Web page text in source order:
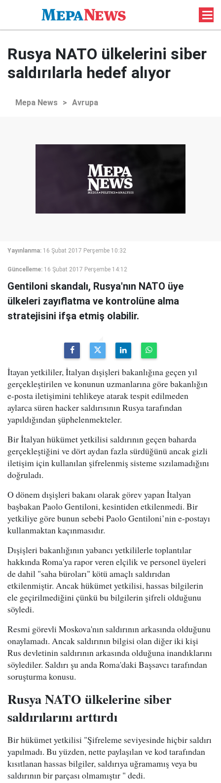
Rusya NATO ülkelerini siber
saldırılarla hedef alıyor
Mepa News > Avrupa
Yayınlanma: 16 Şubat 2017 Perşembe 10:32
Güncelleme: 16 Şubat 2017 Perşembe 14:12
Gentiloni skandalı, Rusya'nın NATO üye
ülkeleri zayıflatma ve kontrolüne alma
stratejisini ifşa etmiş olabilir.
İtayan yetkililer, İtalyan dışişleri bakanlığına geçen yıl
gerçekleştirilen ve konunun uzmanlarına göre bakanlığın
e-posta iletişimini tehlikeye atarak tespit edilmeden
aylarca süren hacker saldırısının Rusya tarafından
yapıldığından şüphelenmekteler.
Bir İtalyan hükümet yetkilisi saldırının geçen baharda
gerçekleştiğini ve dört aydan fazla sürdüğünü ancak gizli
iletişim için kullanılan şifrelenmiş sisteme sızılamadığını
doğruladı.
O dönem dışişleri bakanı olarak görev yapan İtalyan
başbakan Paolo Gentiloni, kesintiden etkilenmedi. Bir
yetkiliye göre bunun sebebi Paolo Gentiloni’nin e-postayı
kullanmaktan kaçınmasıdır.
Dışişleri bakanlığının yabancı yetkililerle toplantılar
hakkında Roma'ya rapor veren elçilik ve personel üyeleri
de dahil "saha büroları" kötü amaçlı saldırıdan
etkilenmiştir. Ancak hükümet yetkilisi, hassas bilgilerin
ele geçirilmediğini çünkü bu bilgilerin şifreli olduğunu
söyledi.
Resmi görevli Moskova'nın saldırının arkasında olduğunu
onaylamadı. Ancak saldırının bilgisi olan diğer iki kişi
Rus devletinin saldırının arkasında olduğuna inandıklarını
söylediler. Saldırı şu anda Roma'daki Başsavcı tarafından
soruşturma konusu.
Rusya NATO ülkelerine siber
saldırılarını arttırdı
Bir hükümet yetkilisi "Şifreleme seviyesinde hiçbir saldırı
yapılmadı. Bu yüzden, nette paylaşılan ve kod tarafından
kısıtlanan hassas bilgiler, saldırıya uğramamış veya bu
saldırının bir parçası olmamıştır " dedi.